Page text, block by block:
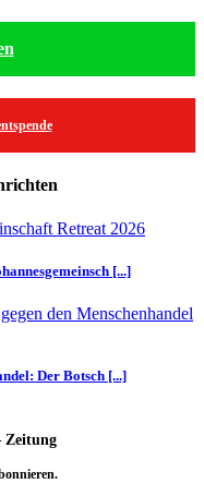
[...]
Der Botsch [...]
Zeitung